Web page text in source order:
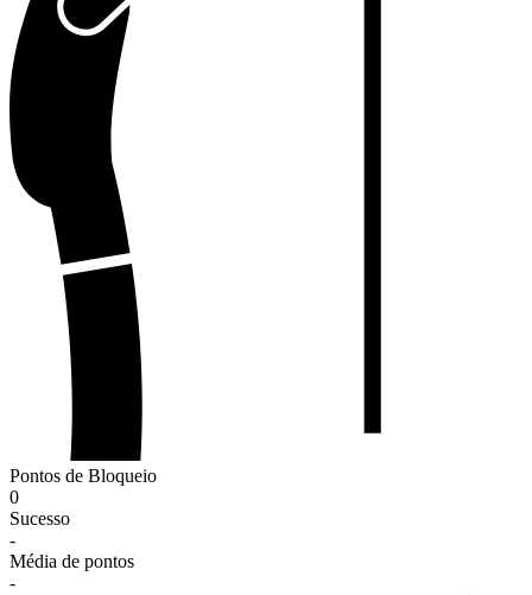
Pontos de Bloqueio
0
Sucesso
-
Média de pontos
-